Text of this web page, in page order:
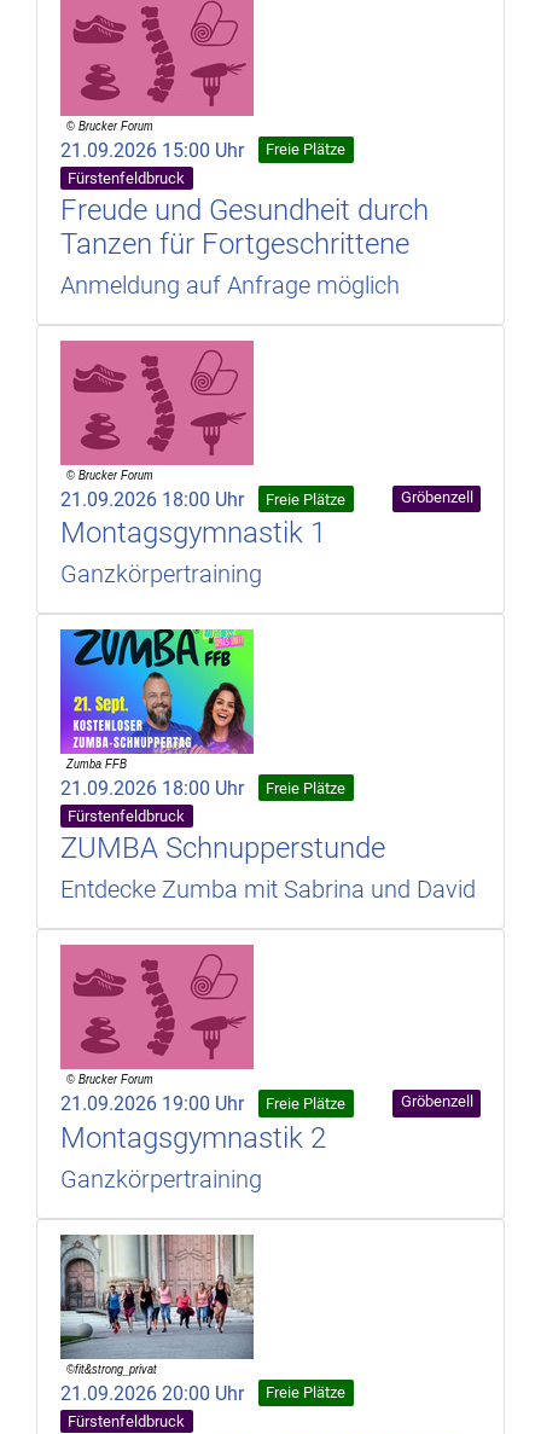
21.09.2026 15:00 Uhr
Freie Plätze
Fürstenfeldbruck
Freude und Gesundheit durch
Tanzen für Fortgeschrittene
Anmeldung auf Anfrage möglich
21.09.2026 18:00 Uhr Freie Plätze Gröbenzell
Montagsgymnastik 1
Ganzkörpertraining
21.09.2026 18:00 Uhr
Freie Plätze
Fürstenfeldbruck
ZUMBA Schnupperstunde
Entdecke Zumba mit Sabrina und David
21.09.2026 19:00 Uhr Freie Plätze Gröbenzell
Montagsgymnastik 2
Ganzkörpertraining
21.09.2026 20:00 Uhr
Freie Plätze
Fürstenfeldbruck